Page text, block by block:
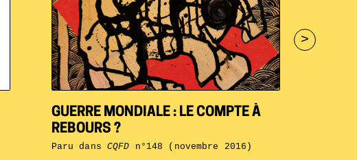
>
GUERRE MONDIALE : LE COMPTE À
REBOURS ?
Paru dans CQFD n°148 (novembre 2016)